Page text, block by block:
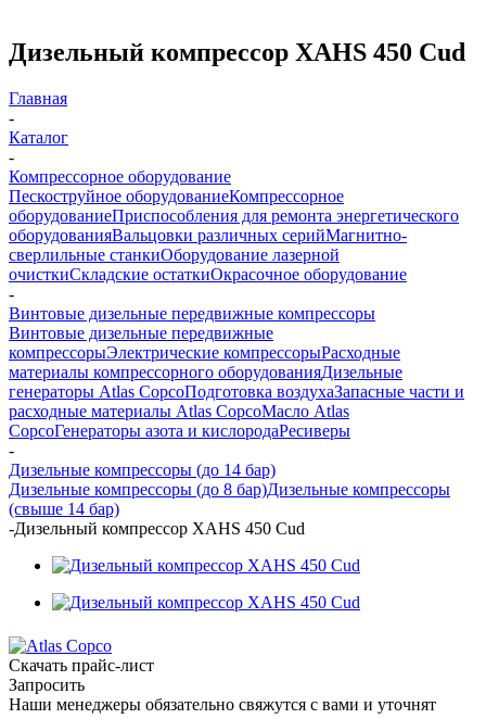
Дизельный компрессор XAHS 450 Cud
Главная
-
Каталог
-
Компрессорное оборудование
Пескоструйное оборудованиеКомпрессорное
оборудованиеПриспособления для ремонта энергетического
оборудованияВальцовки различных серийМагнитно-
сверлильные станкиОборудование лазерной
очисткиСкладские остаткиОкрасочное оборудование
-
Винтовые дизельные передвижные компрессоры
Винтовые дизельные передвижные
компрессорыЭлектрические компрессорыРасходные
материалы компрессорного оборудованияДизельные
генераторы Atlas CopcoПодготовка воздухаЗапасные части и
расходные материалы Atlas CopcoМасло Atlas
CopcoГенераторы азота и кислородаРесиверы
-
Дизельные компрессоры (до 14 бар)
Дизельные компрессоры (до 8 бар)Дизельные компрессоры
(свыше 14 бар)
-Дизельный компрессор XAHS 450 Cud
Скачать прайс-лист
Запросить
Наши менеджеры обязательно свяжутся с вами и уточнят